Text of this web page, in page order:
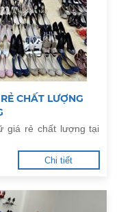
CHẤT LƯỢNG
giá rẻ chất lượng tại
Chi tiết